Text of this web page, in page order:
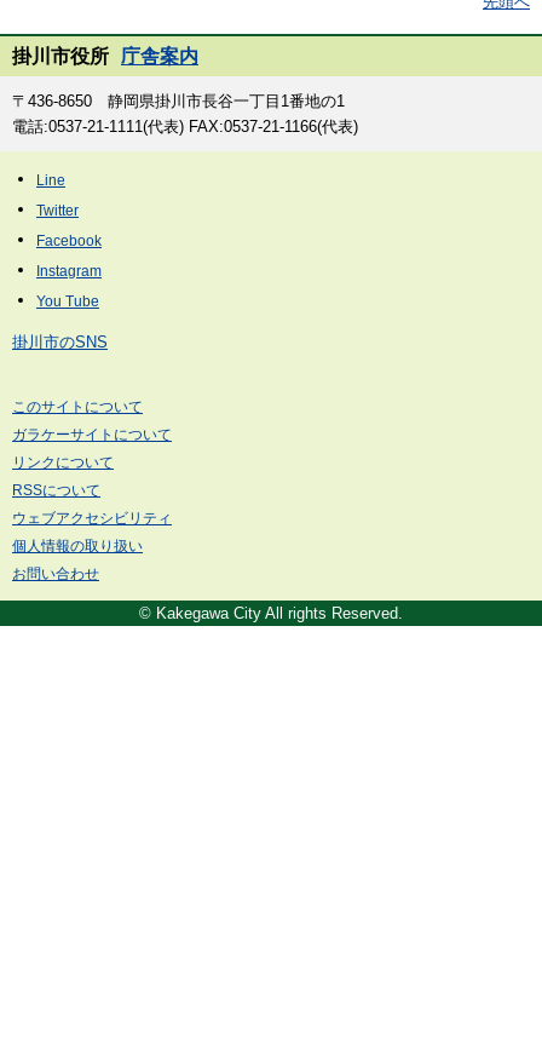
掛川市役所 庁舎案内
〒436-8650 静岡県掛川市長谷一丁目1番地の1
電話:0537-21-1111(代表) FAX:0537-21-1166(代表)
掛川市のSNS
このサイトについて
ガラケーサイトについて
リンクについて
RSSについて
ウェブアクセシビリティ
個人情報の取り扱い
お問い合わせ
© Kakegawa City All rights Reserved.